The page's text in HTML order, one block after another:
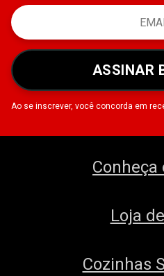
ASSINAR
Ao se inscrever, você concorda em
Conheça
Loja
Cozinhas